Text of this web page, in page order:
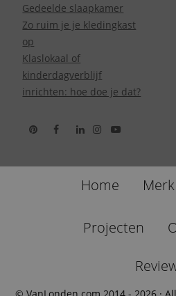
Gedeelde slaapkamer
Zo ruim je je kledingkast
op
Klaslokaal of
kinderdagverblijf
inrichten: hoe doe je dat?
Home Merk
Projecten